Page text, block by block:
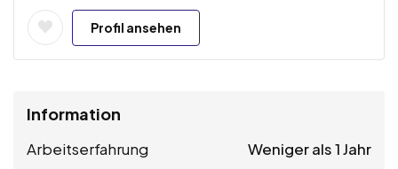
Profil ansehen
Information
Arbeitserfahrung Weniger als 1 Jahr